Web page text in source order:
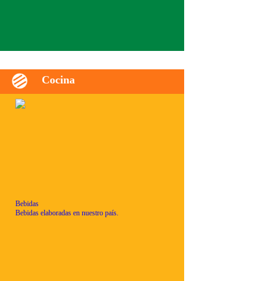
Cocina
Bebidas
Bebidas elaboradas en nuestro país.